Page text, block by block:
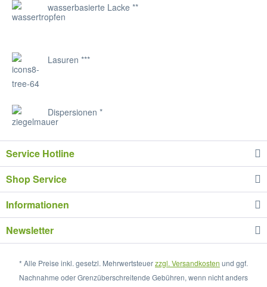
wasserbasierte Lacke **
Lasuren ***
Dispersionen *
Service Hotline
Shop Service
Informationen
Newsletter
* Alle Preise inkl. gesetzl. Mehrwertsteuerzzgl. Versandkosten und ggf.
Nachnahme oder Grenzüberschreitende Gebühren, wenn nicht anders